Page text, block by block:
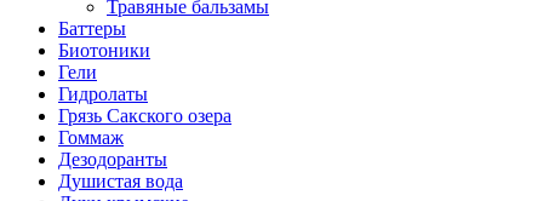
Травяные бальзамы
Баттеры
Биотоники
Гели
Гидролаты
Грязь Сакского озера
Гоммаж
Дезодоранты
Душистая вода